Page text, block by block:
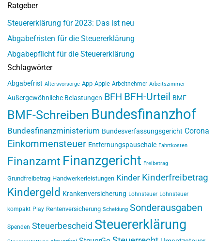
Ratgeber
Steuererklärung für 2023: Das ist neu
Abgabefristen für die Steuererklärung
Abgabepflicht für die Steuererklärung
Schlagwörter
Abgabefrist Altersvorsorge App Apple Arbeitnehmer Arbeitszimmer
Außergewöhnliche Belastungen BFH BFH-Urteil BMF
BMF-Schreiben Bundesfinanzhof
Bundesfinanzministerium Bundesverfassungsgericht Corona
Einkommensteuer Entfernungspauschale Fahrtkosten
Finanzamt Finanzgericht Freibetrag
Grundfreibetrag Handwerkerleistungen Kinder Kinderfreibetrag
Kindergeld Krankenversicherung Lohnsteuer Lohnsteuer
kompakt Play Rentenversicherung Scheidung Sonderausgaben
Spenden Steuerbescheid Steuererklärung